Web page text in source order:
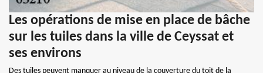
Les opérations de mise en place de bâche
sur les tuiles dans la ville de Ceyssat et
ses environs
Des tuiles peuvent manquer au niveau de la couverture du toit de la